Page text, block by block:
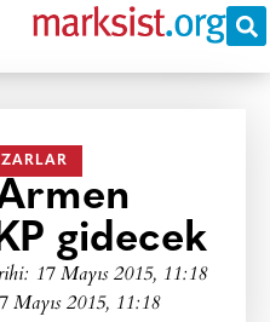
gidecek
17 Mayıs 2015, 11:18
2015, 11:18